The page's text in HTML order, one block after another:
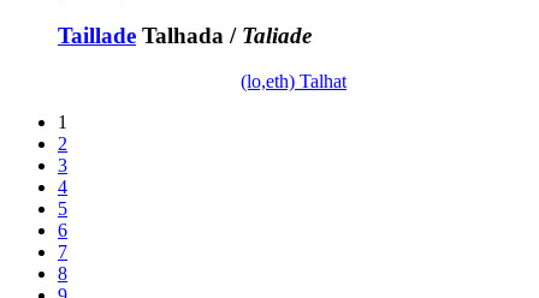
Taillade Talhada / Taliade
(lo,eth) Talhat
1
2
3
4
5
6
7
8